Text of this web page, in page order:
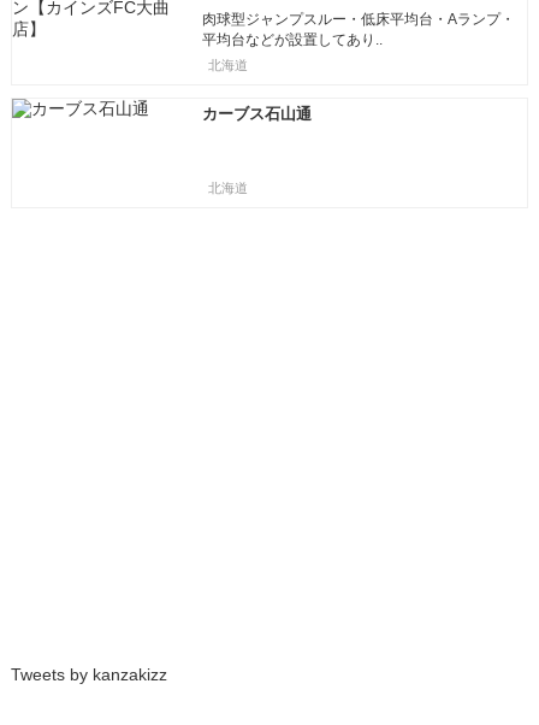
肉球型ジャンプスルー・低床平均台・Aランプ・
平均台などが設置してあり..
北海道
カーブス石山通
北海道
Tweets by kanzakizz